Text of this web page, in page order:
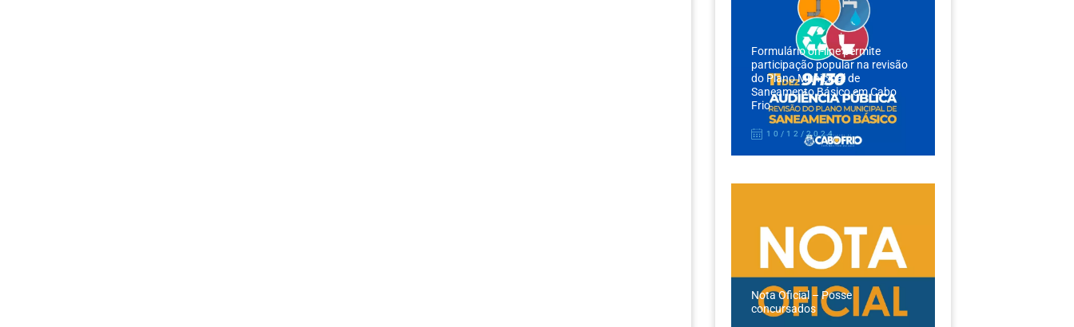
Formulário on-line permite
participação popular na revisão
do Plano Municipal de
Saneamento Básico em Cabo
Frio
10/12/2024
Nota Oficial – Posse
concursados